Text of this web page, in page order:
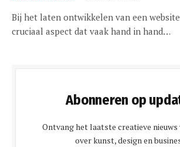
Bij het laten ontwikkelen van een
cruciaal aspect dat vaak hand in hand…
Abonneren op
Ontvang het laatste creatieve nieuws
over kunst, design en